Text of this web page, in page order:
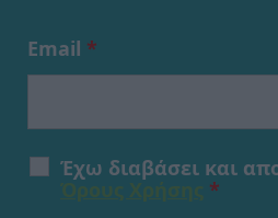
Email *
Έχω διαβάσει και
*